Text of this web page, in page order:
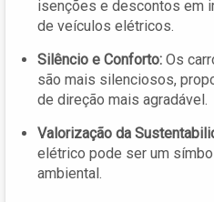
isenções e descontos em
de veículos elétricos.
Silêncio e Conforto: Os
são mais silenciosos,
de direção mais agradável.
Valorização da
elétrico pode ser um
ambiental.